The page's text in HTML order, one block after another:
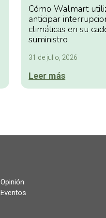
Cómo Walmart
anticipar
climáticas en su
suministro
31 de julio, 2026
Leer más
Opinión
Eventos